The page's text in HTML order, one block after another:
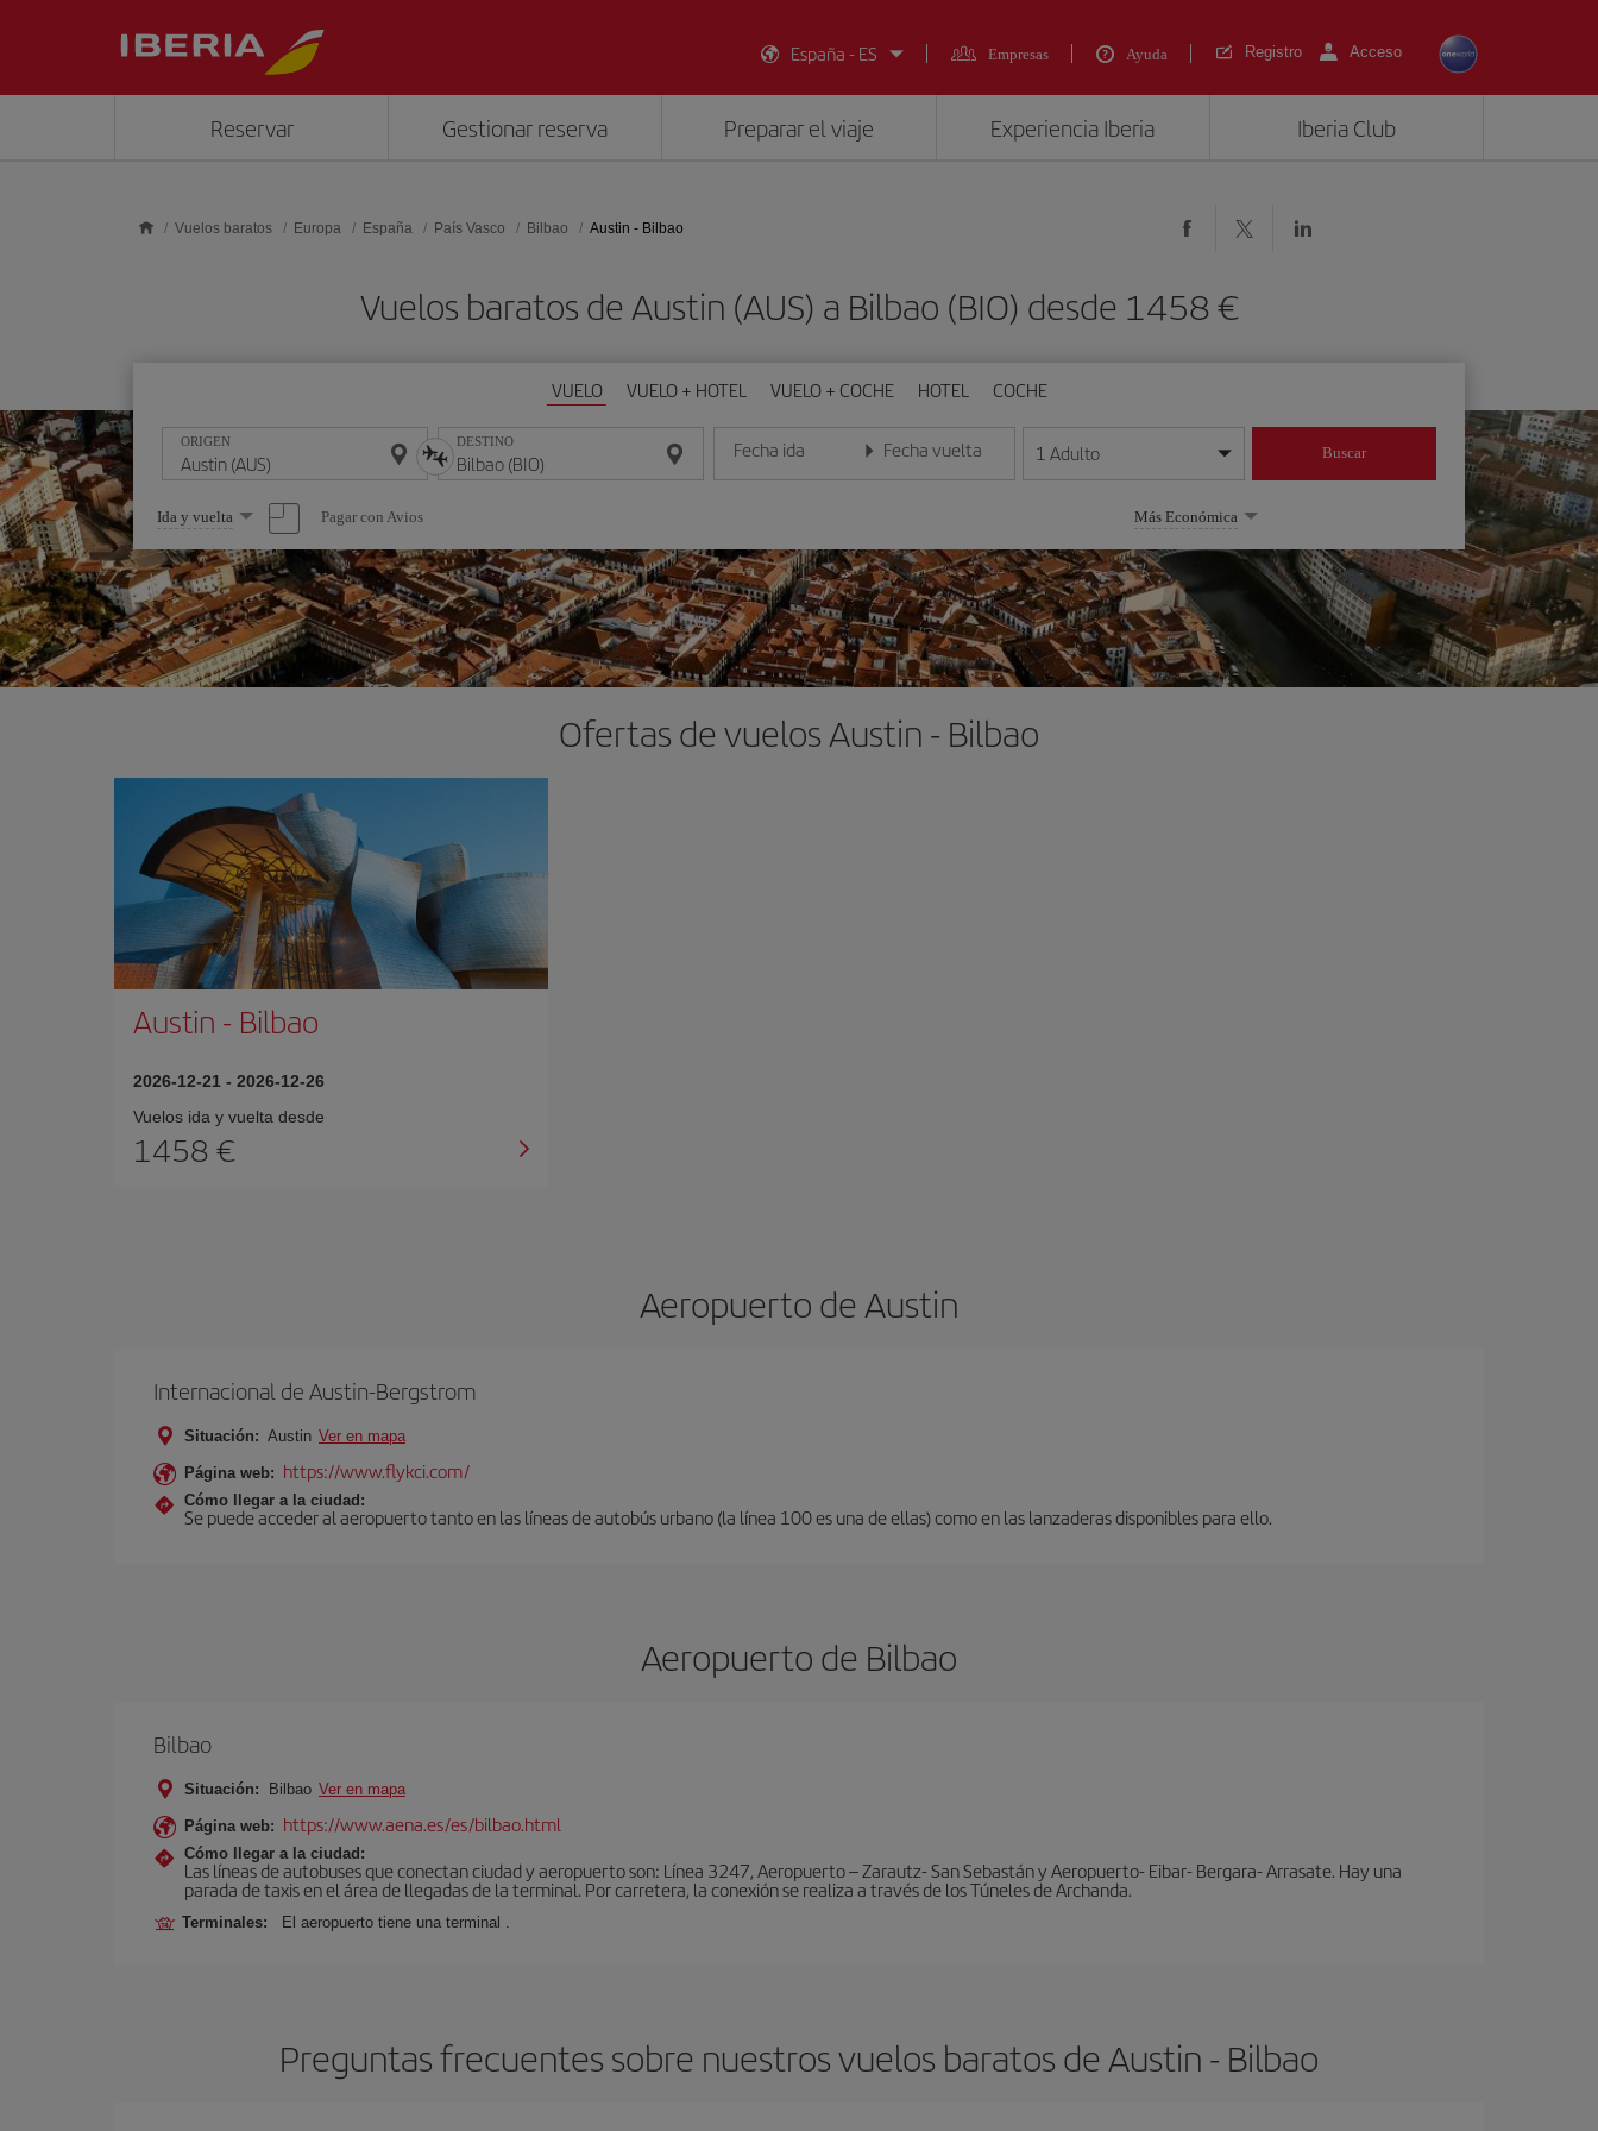
España - ES
Empresas Ayuda Registro Acceso
Reservar Gestionar reserva Preparar el viaje Experiencia Iberia Iberia Club
Vuelos baratos Europa España País Vasco Bilbao Austin - Bilbao
Vuelos baratos de Austin (AUS) a Bilbao (BIO) desde 1458 €
VUELO VUELO + HOTEL VUELO + COCHE HOTEL COCHE
ORIGEN DESTINO Fecha ida
Introduce la fecha en formato día/mes/año
Fecha vuelta
Introduce la fecha en formato día/mes/año
1 Adulto Buscar
Seleccione
una
opción
Ida y vuelta Pagar con Avios Más Económica
Ofertas de vuelos Austin - Bilbao
Austin - Bilbao
2026-12-21 - 2026-12-26
Vuelos ida y vuelta desde
1458 €
Aeropuerto de Austin
Internacional de Austin-Bergstrom
Situación: Austin Ver en mapa
Página web: https://www.flykci.com/
Cómo llegar a la ciudad:
Se puede acceder al aeropuerto tanto en las líneas de autobús urbano (la línea 100 es una de ellas) como en las lanzaderas disponibles para ello.
Aeropuerto de Bilbao
Bilbao
Situación: Bilbao Ver en mapa
Página web: https://www.aena.es/es/bilbao.html
Cómo llegar a la ciudad:
Las líneas de autobuses que conectan ciudad y aeropuerto son: Línea 3247, Aeropuerto – Zarautz- San Sebastán y Aeropuerto- Eibar- Bergara- Arrasate. Hay una
parada de taxis en el área de llegadas de la terminal. Por carretera, la conexión se realiza a través de los Túneles de Archanda.
Terminales: El aeropuerto tiene una terminal .
Preguntas frecuentes sobre nuestros vuelos baratos de Austin - Bilbao